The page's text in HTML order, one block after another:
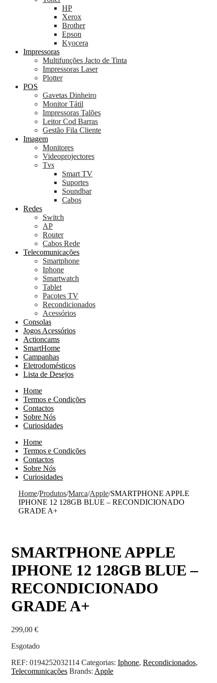
HP
Xerox
Brother
Epson
Kyocera
Impressoras
Multifunções Jacto de Tinta
Impressoras Laser
Plotter
POS
Gavetas Dinheiro
Monitor Tátil
Impressoras Talões
Leitor Cod Barras
Gestão Fila Cliente
Imagem
Monitores
Videoprojectores
Tvs
Smart TV
Suportes
Soundbar
Cabos
Redes
Switch
AP
Router
Cabos Rede
Telecomunicações
Smartphone
Iphone
Smartwatch
Tablet
Pacotes TV
Recondicionados
Acessórios
Consolas
Jogos Acessórios
Actioncams
SmartHome
Campanhas
Eletrodomésticos
Lista de Desejos
Home
Termos e Condições
Contactos
Sobre Nós
Curiosidades
Home
Termos e Condições
Contactos
Sobre Nós
Curiosidades
Home/Produtos/Marca/Apple/SMARTPHONE APPLE
IPHONE 12 128GB BLUE – RECONDICIONADO
GRADE A+
SMARTPHONE APPLE
IPHONE 12 128GB BLUE –
RECONDICIONADO
GRADE A+
299,00 €
Esgotado
REF: 0194252032114 Categorias: Iphone, Recondicionados,
Telecomunicações Brands: Apple